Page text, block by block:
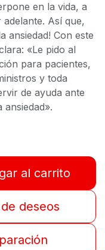
en la vida, a
Así que,
ansiedad! Con este
«Le pido al
para pacientes,
y toda
de ayuda ante
al carrito
deseos